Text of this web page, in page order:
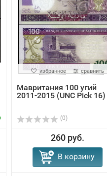
избранное сравнить
Мавритания 100 угий
2011-2015 (UNC Pick 16)
(0)
260 руб.
В корзину